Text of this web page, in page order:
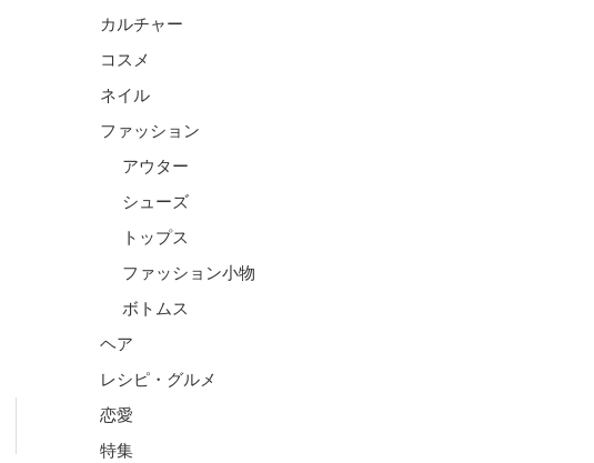
カルチャー
コスメ
ネイル
ファッション
アウター
シューズ
トップス
ファッション小物
ボトムス
ヘア
レシピ・グルメ
恋愛
特集